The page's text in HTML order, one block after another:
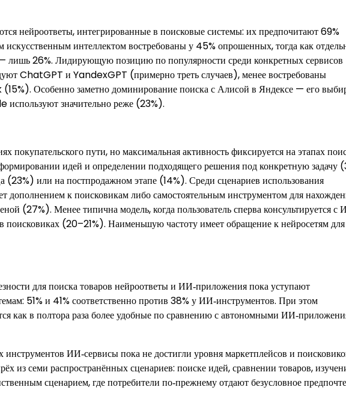
нейроответы, интегрированные в поисковые системы: их предпочитают 69%
искусственным интеллектом востребованы у 45% опрошенных, тогда как
лишь 26%. Лидирующую позицию по популярности среди конкретных сервисов
ChatGPT и YandexGPT (примерно треть случаев), менее востребованы
Особенно заметно доминирование поиска с Алисой в Яндексе — его
используют значительно реже (23%).
покупательского пути, но максимальная активность фиксируется на этапах
идей и определении подходящего решения под конкретную задачу
(23%) или на постпродажном этапе (14%). Среди сценариев использования
дополнением к поисковикам либо самостоятельным инструментом для
(27%). Менее типична модель, когда пользователь сперва консультируется с
поисковиках (20–21%). Наименьшую частоту имеет обращение к нейросетям для
для поиска товаров нейроответы и ИИ‑приложения пока уступают
51% и 41% соответственно против 38% у ИИ‑инструментов. При этом
как в полтора раза более удобные по сравнению с автономными
ИИ‑сервисы пока не достигли уровня маркетплейсов и
из семи распространённых сценариев: поиске идей, сравнении товаров,
сценарием, где потребители по‑прежнему отдают безусловное